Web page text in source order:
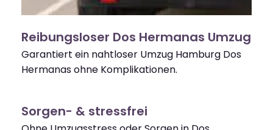
Reibungsloser Dos Hermanas Umzug
Garantiert ein nahtloser Umzug Hamburg Dos
Hermanas ohne Komplikationen.
Sorgen- & stressfrei